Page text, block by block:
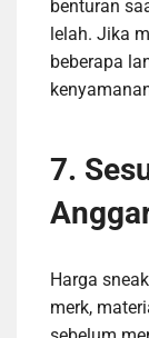
benturan
lelah. Jika
beberapa
7.
Harga
merk,